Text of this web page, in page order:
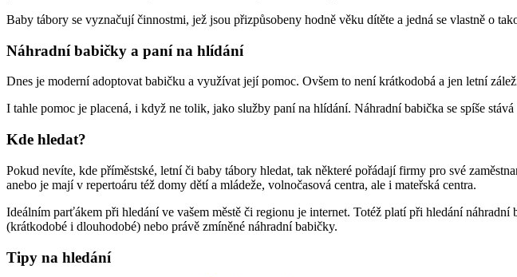
Baby tábory se vyznačují činnostmi, jež jsou přizpůsobeny hodně věku dítěte a jedná se vlastně o
Náhradní babičky a paní na hlídání
Dnes je moderní adoptovat babičku a využívat její pomoc. Ovšem to není krátkodobá a jen letní
I tahle pomoc je placená, i když ne tolik, jako služby paní na hlídání. Náhradní babička se spíše
Kde hledat?
Pokud nevíte, kde příměstské, letní či baby tábory hledat, tak některé pořádají firmy pro své
anebo je mají v repertoáru též domy dětí a mládeže, volnočasová centra, ale i mateřská centra.
Ideálním parťákem při hledání ve vašem městě či regionu je internet. Totéž platí při hledání
(krátkodobé i dlouhodobé) nebo právě zmíněné náhradní babičky.
Tipy na hledání